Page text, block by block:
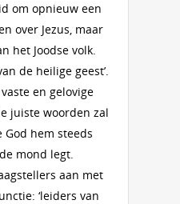
om opnieuw een
over Jezus, maar
het Joodse volk.
de heilige geest’.
en gelovige
juiste woorden zal
hem steeds
mond legt.
aan met
‘leiders van